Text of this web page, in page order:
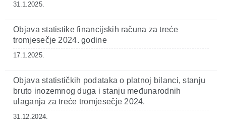
31.1.2025.
Objava statistike financijskih računa za treće
tromjesečje 2024. godine
17.1.2025.
Objava statističkih podataka o platnoj bilanci, stanju
bruto inozemnog duga i stanju međunarodnih
ulaganja za treće tromjesečje 2024.
31.12.2024.